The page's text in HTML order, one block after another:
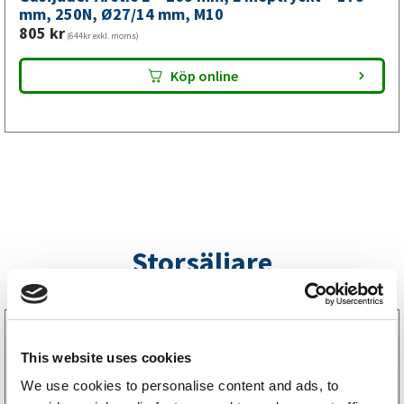
This website uses cookies
We use cookies to personalise content and ads, to
mm,
M10
mängd
mm, 250N, Ø27/14 mm, M10
805 kr (644kr exkl. moms)
Köp online
Storsäljare
LGF Skylt Självhäftande